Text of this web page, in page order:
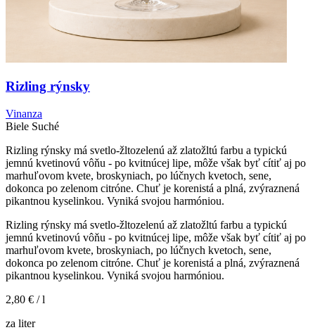
Rizling rýnsky
Vinanza
Biele Suché
Rizling rýnsky má svetlo-žltozelenú až zlatožltú farbu a typickú
jemnú kvetinovú vôňu - po kvitnúcej lipe, môže však byť cítiť aj po
marhuľovom kvete, broskyniach, po lúčnych kvetoch, sene,
dokonca po zelenom citróne. Chuť je korenistá a plná, zvýraznená
pikantnou kyselinkou. Vyniká svojou harmóniou.
Rizling rýnsky má svetlo-žltozelenú až zlatožltú farbu a typickú
jemnú kvetinovú vôňu - po kvitnúcej lipe, môže však byť cítiť aj po
marhuľovom kvete, broskyniach, po lúčnych kvetoch, sene,
dokonca po zelenom citróne. Chuť je korenistá a plná, zvýraznená
pikantnou kyselinkou. Vyniká svojou harmóniou.
2,80 € / l
za liter